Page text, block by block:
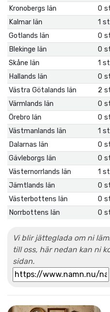
Kronobergs län
0
Kalmar län
1
Gotlands län
0
Blekinge län
0
Skåne län
1
Hallands län
0
Västra Götalands län
2
Värmlands län
0
Örebro län
0
Västmanlands län
1
Dalarnas län
0
Gävleborgs län
0
Västernorrlands län
1
Jämtlands län
0
Västerbottens län
0
Norrbottens län
0
Vi blir jätteglada om ni
till oss, här nedan kan ni
sidan.